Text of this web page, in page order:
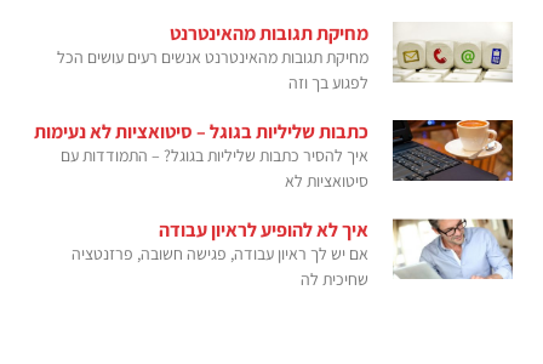
מחיקת תגובות מהאינטרנט
מחיקת תגובות מהאינטרנט אנשים רעים עושים הכל
לפגוע בך וזה
כתבות שליליות בגוגל – סיטואציות לא נעימות
איך להסיר כתבות שליליות בגוגל? – התמודדות עם
סיטואציות לא
איך לא להופיע לראיון עבודה
אם יש לך ראיון עבודה, פגישה חשובה, פרזנטציה
שחיכית לה